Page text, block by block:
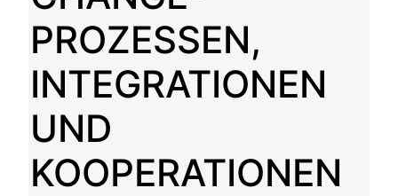
PROZESSEN,
INTEGRATIONEN
UND
KOOPERATIONEN